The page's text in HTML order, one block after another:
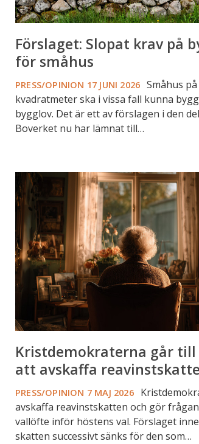
Förslaget: Slopat krav på
för småhus
PRESS/OPINION 17 JUNI 2026 Småhus
kvadratmeter ska i vissa fall kunna
bygglov. Det är ett av förslagen i den
Boverket nu har lämnat till…
går
till
på
att
avskaffa
reavinstskatten
Kristdemokraterna går till
att avskaffa
PRESS/OPINION 7 MAJ 2026
avskaffa reavinstskatten och gör
vallöfte inför höstens val. Förslaget
skatten successivt sänks för den som…